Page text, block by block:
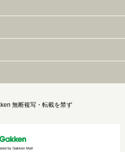
無断複写・転載を禁ず
by Gakken Mall